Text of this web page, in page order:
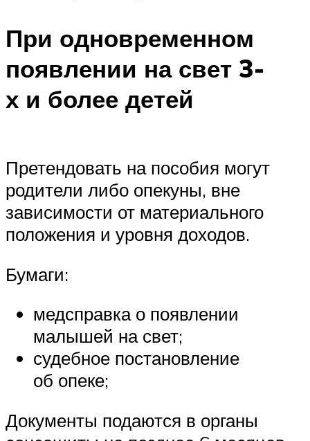
При одновременном
появлении на свет 3-
х и более детей
Претендовать на пособия могут
родители либо опекуны, вне
зависимости от материального
положения и уровня доходов.
Бумаги:
медсправка о появлении
малышей на свет;
судебное постановление
об опеке;
Документы подаются в органы